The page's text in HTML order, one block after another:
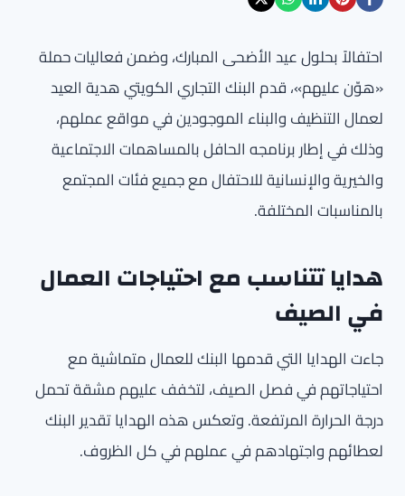
احتفالاً بحلول عيد الأضحى المبارك، وضمن فعاليات حملة
«هوّن عليهم»، قدم البنك التجاري الكويتي هدية العيد
لعمال التنظيف والبناء الموجودين في مواقع عملهم،
وذلك في إطار برنامجه الحافل بالمساهمات الاجتماعية
والخيرية والإنسانية للاحتفال مع جميع فئات المجتمع
بالمناسبات المختلفة.
هدايا تتناسب مع احتياجات العمال
في الصيف
جاءت الهدايا التي قدمها البنك للعمال متماشية مع
احتياجاتهم في فصل الصيف، لتخفف عليهم مشقة تحمل
درجة الحرارة المرتفعة. وتعكس هذه الهدايا تقدير البنك
لعطائهم واجتهادهم في عملهم في كل الظروف.